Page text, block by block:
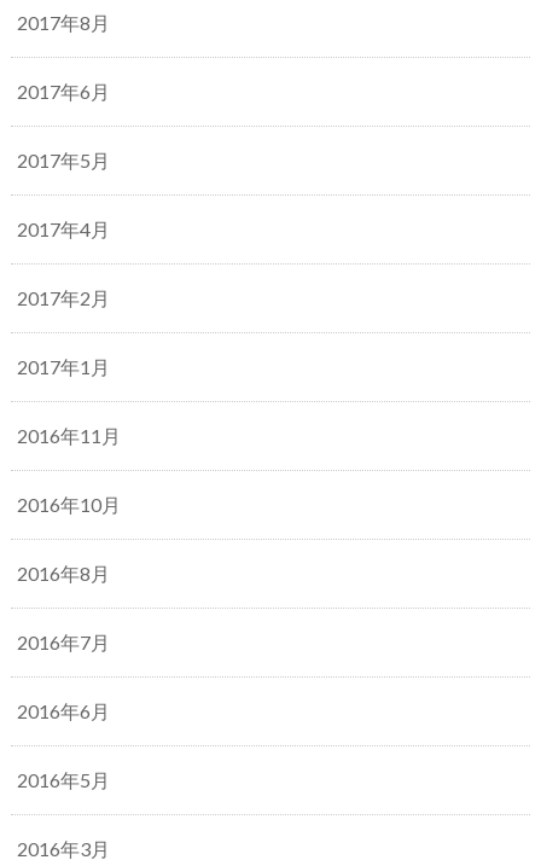
2017年8月
2017年6月
2017年5月
2017年4月
2017年2月
2017年1月
2016年11月
2016年10月
2016年8月
2016年7月
2016年6月
2016年5月
2016年3月